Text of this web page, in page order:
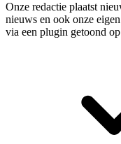
Onze redactie plaatst
nieuws en ook onze
via een plugin getoond